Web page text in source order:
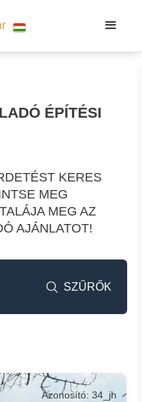
ÉPÍTÉSI
KERES
MEG
MEG AZ
AJÁNLATOT!
Azonosító: 34_jh
 SZŰRŐK